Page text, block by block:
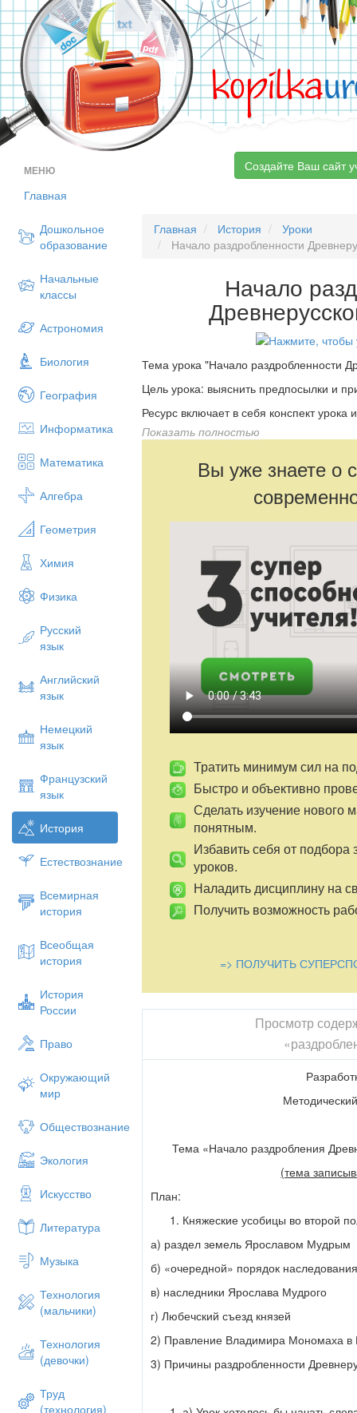
kopilka
МЕНЮ
Главная
Дошкольное
образование
Начальные
классы
Астрономия
Биология
География
Информатика
Математика
Алгебра
Геометрия
Химия
Физика
Русский
язык
Английский
язык
Немецкий
язык
Французский
язык
История
Естествознание
Всемирная
история
Всеобщая
история
История
России
Право
Окружающий
мир
Обществознание
Экология
Искусство
Литература
Музыка
Технология
(мальчики)
Технология
(девочки)
Труд
(технология)
Создайте Ваш сайт
Главная История
Уроки
Начало раздробленности
Начало
Тема урока "Начало раздробленности
Цель урока: выяснить предпосылки и
Ресурс включает в себя конспект
Данный констпект можноиспользовать
Показать полностью
Вы уже знаете о
Тратить минимум сил на
Быстро и объективно
Сделать изучение нового
понятным.
Избавить себя от подбора
уроков.
Наладить дисциплину на
Получить возможность
=> ПОЛУЧИТЬ
Просмотр
Тема «Начало раздробления
(тема
План:
Княжеские усобицы во второй
а) раздел земель Ярославом Мудрым
б) «очередной» порядок
в) наследники Ярослава Мудрого
г) Любечский съезд князей
2) Правление Владимира Мономаха в
3) Причины раздробленности